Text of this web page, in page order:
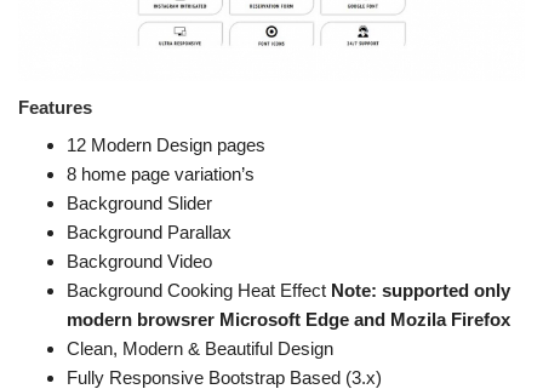
Features
12 Modern Design pages
8 home page variation’s
Background Slider
Background Parallax
Background Video
Background Cooking Heat Effect Note: supported only
modern browsrer Microsoft Edge and Mozila Firefox
Clean, Modern & Beautiful Design
Fully Responsive Bootstrap Based (3.x)